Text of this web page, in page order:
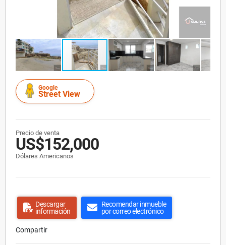
Google
Street View
Precio de venta
US$152,000
Dólares Americanos
Descargar
información
Recomendar inmueble
por correo electrónico
Compartir